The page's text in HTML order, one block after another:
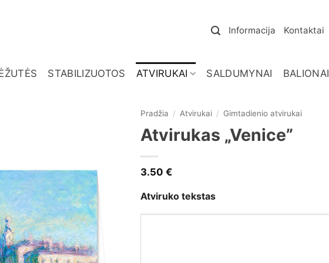
Informacija Kontaktai
STABILIZUOTOS ATVIRUKAI SALDUMYNAI BALIONAI
Pradžia / Atvirukai / Gimtadienio atvirukai
Atvirukas „Venice”
3.50 €
Atviruko tekstas